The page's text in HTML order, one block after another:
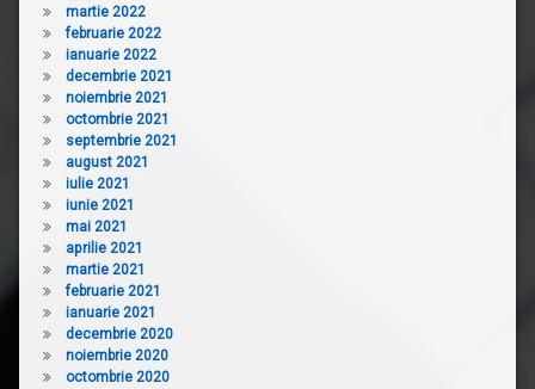
martie 2022
februarie 2022
ianuarie 2022
decembrie 2021
noiembrie 2021
octombrie 2021
septembrie 2021
august 2021
iulie 2021
iunie 2021
mai 2021
aprilie 2021
martie 2021
februarie 2021
ianuarie 2021
decembrie 2020
noiembrie 2020
octombrie 2020